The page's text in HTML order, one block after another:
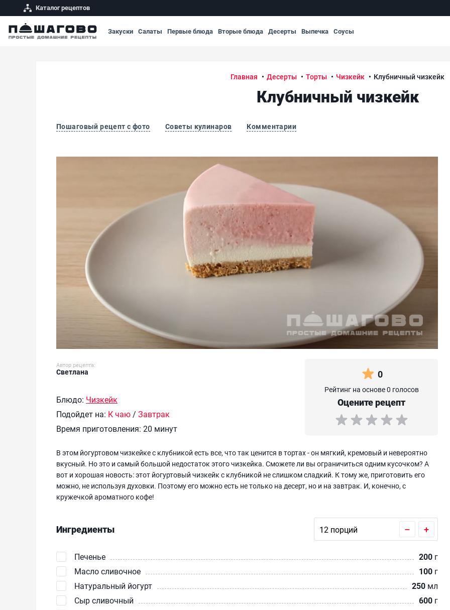
Каталог рецептов
Закуски Салаты Первые блюда Вторые блюда Десерты Выпечка Соусы
Главная Десерты Торты Чизкейк Клубничный чизкейк
Клубничный чизкейк
Пошаговый рецепт с фото Советы кулинаров Комментарии
Автор рецепта:
Светлана
Блюдо: Чизкейк
Подойдет на: К чаю / Завтрак
Время приготовления: 20 минут
0
Рейтинг на основе 0 голосов
Оцените рецепт
В этом йогуртовом чизкейке с клубникой есть все, что так ценится в тортах - он мягкий, кремовый и невероятно
вкусный. Но это и самый большой недостаток этого чизкейка. Сможете ли вы ограничиться одним кусочком? А
вот и хорошая новость: этот йогуртовый чизкейк с клубникой не слишком сладкий. К тому же, приготовить его
можно, не используя духовки. Поэтому его можно есть не только на десерт, но и на завтрак. И, конечно, с
кружечкой ароматного кофе!
Ингредиенты – +
Печенье 200 г
Масло сливочное
100 г
Натуральный йогурт
250 мл
Сыр сливочный
600 г